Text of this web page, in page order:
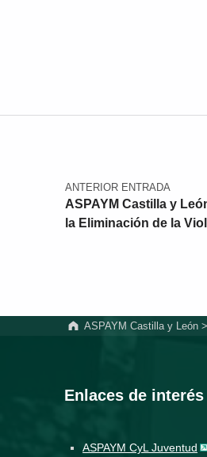
Navegación de entradas
ANTERIOR ENTRADA
ASPAYM Castilla y
la Eliminación de la
ASPAYM Castilla y León>
Enlaces de interés
ASPAYM CyL Juventud